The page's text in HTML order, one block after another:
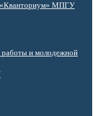
«Кванториум» МПГУ
работы и молодежной